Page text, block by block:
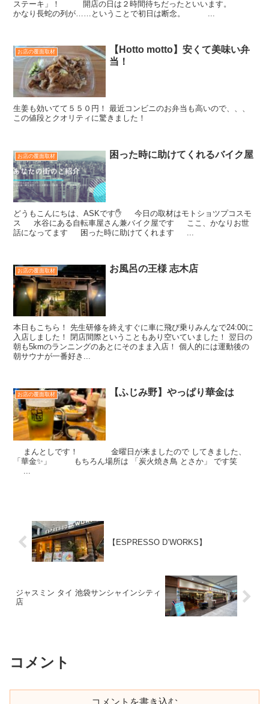
ステーキ」！ 開店の日は２時間待ちだったといいます。
かなり長蛇の列が……ということで初日は断念。 ...
お店の覆面取材
【Hotto motto】安くて美味い弁
当！
生姜も効いてて５５０円！ 最近コンビニのお弁当も高いので、、、
この値段とクオリティに驚きました！
お店の覆面取材 困った時に助けてくれるバイク屋
どうもこんにちは、ASKです✋ 今日の取材はモトショツプコスモ
ス 水谷にある自転車屋さん兼バイク屋です ここ、かなりお世
話になってます 困った時に助けてくれます ...
お店の覆面取材 お風呂の王様 志木店
本日もこちら！ 先生研修を終えすぐに車に飛び乗りみんなで24:00に
入店しました！ 閉店間際ということもあり空いていました！ 翌日の
朝も5kmのランニングのあとにそのまま入店！ 個人的には運動後の
朝サウナが一番好き...
お店の覆面取材 【ふじみ野】やっぱり華金は
まんとしです！ 金曜日が来ましたので してきました、
「華金✨」 もちろん場所は 「炭火焼き鳥 とさか」 です笑
【ESPRESSO D’WORKS】
ジャスミン タイ 池袋サンシャインシティ
店
コメント
コメントを書き込む